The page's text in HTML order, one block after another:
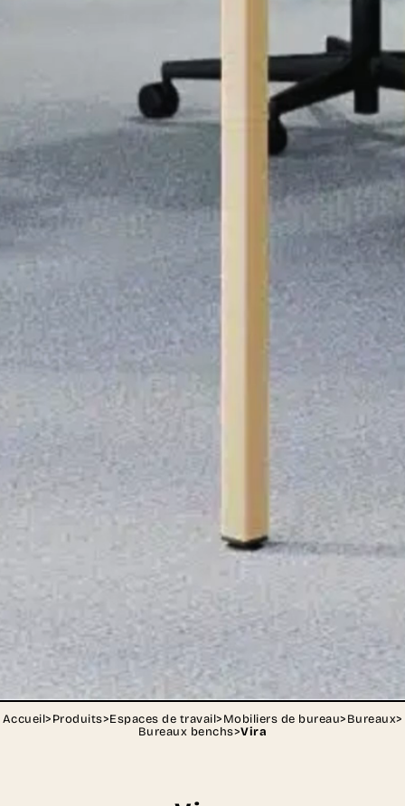
Accueil>Produits>Espaces de travail>Mobiliers de bureau>Bureaux>
Bureaux benchs>Vira